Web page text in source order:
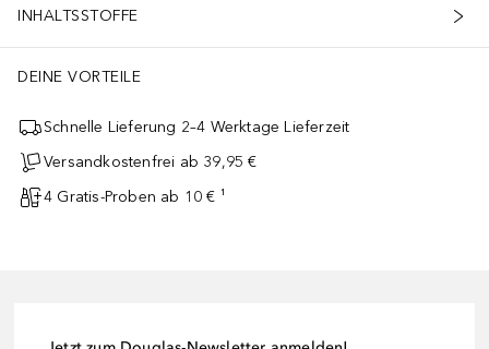
INHALTSSTOFFE
DEINE VORTEILE
Schnelle Lieferung 2–4 Werktage Lieferzeit
Versandkostenfrei ab 39,95 €
4 Gratis-Proben ab 10 € ¹